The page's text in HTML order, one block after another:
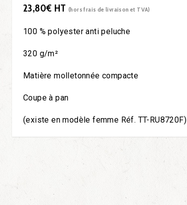
23,80€ HT(hors frais de livraison et TVA)
100 % polyester anti peluche
320 g/m²
Matière molletonnée compacte
Coupe à pan
(existe en modèle femme Réf. TT-RU8720F)